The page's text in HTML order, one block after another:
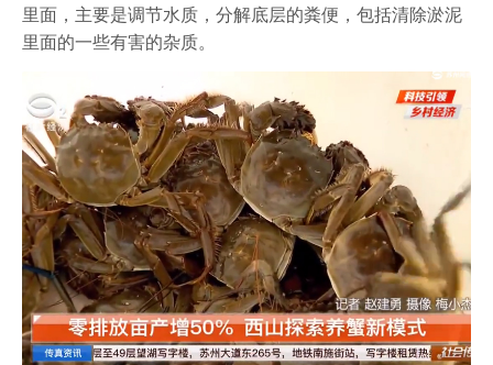
农家乐
里面，主要是调节水质，分解底层的粪便，包括清除淤泥
里面的一些有害的杂质。